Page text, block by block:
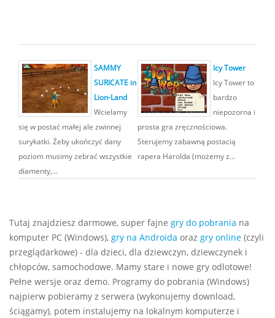
SAMMY
SURICATE in
Lion-Land
Wcielamy
się w postać małej ale zwinnej
surykatki. Żeby ukończyć dany
poziom musimy zebrać wszystkie
diamenty,...
Icy Tower
Icy Tower to
bardzo
niepozorna i
prosta gra zręcznościowa.
Sterujemy zabawną postacią
rapera Harolda (możemy z...
Tutaj znajdziesz darmowe, super fajne gry do pobrania na
komputer PC (Windows), gry na Androida oraz gry online (czyli
przeglądarkowe) - dla dzieci, dla dziewczyn, dziewczynek i
chłopców, samochodowe. Mamy stare i nowe gry odlotowe!
Pełne wersje oraz demo. Programy do pobrania (Windows)
najpierw pobieramy z serwera (wykonujemy download,
ściągamy), potem instalujemy na lokalnym komputerze i